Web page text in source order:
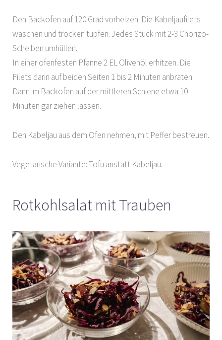
Den Backofen auf 120 Grad vorheizen. Die Kabeljaufilets
waschen und trocken tupfen. Jedes Stück mit 2-3 Chorizo-
Scheiben umhüllen.
In einer ofenfesten Pfanne 2 EL Olivenöl erhitzen. Die
Filets darin auf beiden Seiten 1 bis 2 Minuten anbraten.
Dann im Backofen auf der mittleren Schiene etwa 10
Minuten gar ziehen lassen.
Den Kabeljau aus dem Ofen nehmen, mit Peffer bestreuen.
Vegetarische Variante: Tofu anstatt Kabeljau.
Rotkohlsalat mit Trauben